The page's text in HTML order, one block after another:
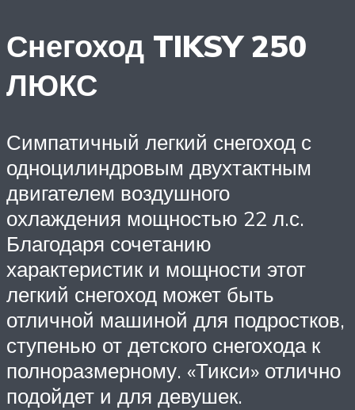
Снегоход TIKSY 250
ЛЮКС
Симпатичный легкий снегоход с
одноцилиндровым двухтактным
двигателем воздушного
охлаждения мощностью 22 л.с.
Благодаря сочетанию
характеристик и мощности этот
легкий снегоход может быть
отличной машиной для подростков,
ступенью от детского снегохода к
полноразмерному. «Тикси» отлично
подойдет и для девушек.